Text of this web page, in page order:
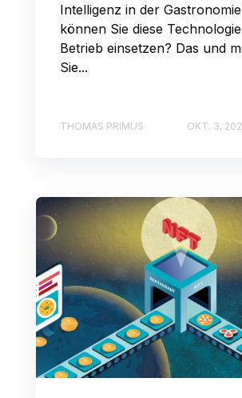
Intelligenz in der
können Sie diese
Betrieb einsetzen? Das und
Sie...
THOMAS PRIMUS OKT. 3,